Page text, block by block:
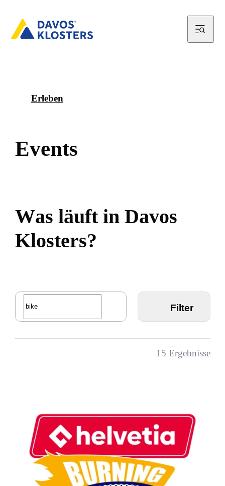
Erleben
Events
Was läuft in Davos
Klosters?
Filter
15 Ergebnisse